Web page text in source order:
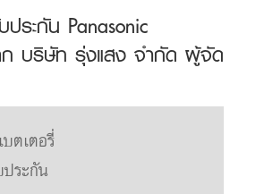
ประกัน Panasonic
ก บริษัท รุ่งแสง จำกัด ผู้จัด
ตเตอรี่
ประกัน